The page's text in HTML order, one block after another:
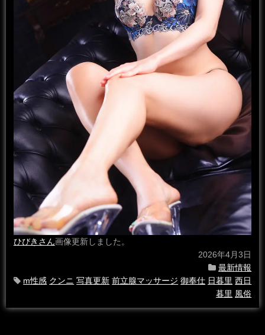
ひびきさん画像更新しました。
2026年4月3日
最新情報
m性感 クンニ 写真更新 前立腺マッサージ 御奉仕 日暮里 西日
暮里 風俗